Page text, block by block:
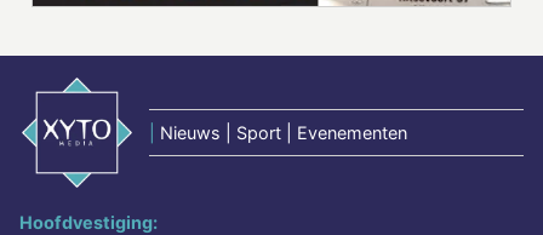
Nieuws | Sport | Evenementen
Hoofdvestiging: